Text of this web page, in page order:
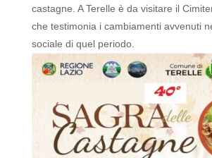
castagne. A Terelle è da visitare il
che testimonia i cambiamenti avvenuti
sociale di quel periodo.